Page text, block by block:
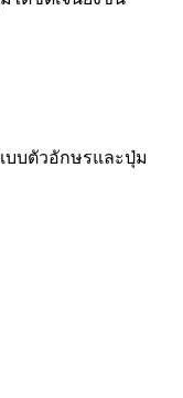
บบตัวอักษรและปุ่ม